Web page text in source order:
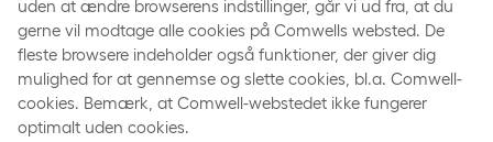
uden at ændre browserens indstillinger, går vi ud fra, at du
gerne vil modtage alle cookies på Comwells websted. De
fleste browsere indeholder også funktioner, der giver dig
mulighed for at gennemse og slette cookies, bl.a. Comwell-
cookies. Bemærk, at Comwell-webstedet ikke fungerer
optimalt uden cookies.